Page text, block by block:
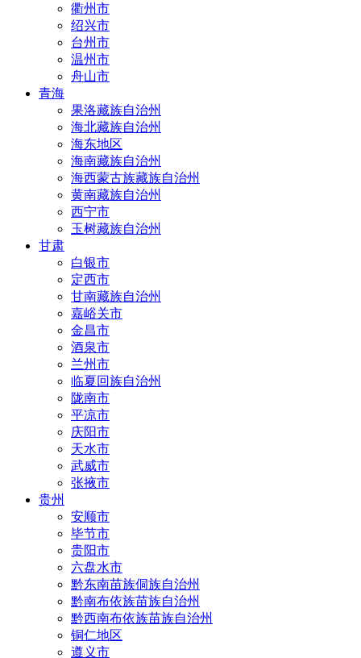
衢州市
绍兴市
台州市
温州市
舟山市
青海
果洛藏族自治州
海北藏族自治州
海东地区
海南藏族自治州
海西蒙古族藏族自治州
黄南藏族自治州
西宁市
玉树藏族自治州
甘肃
白银市
定西市
甘南藏族自治州
嘉峪关市
金昌市
酒泉市
兰州市
临夏回族自治州
陇南市
平凉市
庆阳市
天水市
武威市
张掖市
贵州
安顺市
毕节市
贵阳市
六盘水市
黔东南苗族侗族自治州
黔南布依族苗族自治州
黔西南布依族苗族自治州
铜仁地区
遵义市